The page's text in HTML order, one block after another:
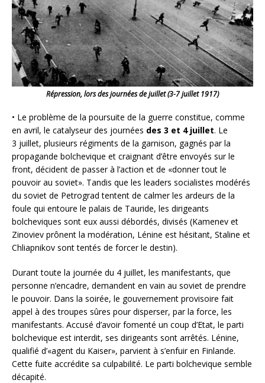
Répression, lors des journées de juillet (3-7 juillet 1917)
• Le problème de la poursuite de la guerre constitue, comme
en avril, le catalyseur des journées des 3 et 4 juillet. Le
3 juillet, plusieurs régiments de la garnison, gagnés par la
propagande bolchevique et craignant d’être envoyés sur le
front, décident de passer à l’action et de «donner tout le
pouvoir au soviet». Tandis que les leaders socialistes modérés
du soviet de Petrograd tentent de calmer les ardeurs de la
foule qui entoure le palais de Tauride, les dirigeants
bolcheviques sont eux aussi débordés, divisés (Kamenev et
Zinoviev prônent la modération, Lénine est hésitant, Staline et
Chliapnikov sont tentés de forcer le destin).
Durant toute la journée du 4 juillet, les manifestants, que
personne n’encadre, demandent en vain au soviet de prendre
le pouvoir. Dans la soirée, le gouvernement provisoire fait
appel à des troupes sûres pour disperser, par la force, les
manifestants. Accusé d’avoir fomenté un coup d’Etat, le parti
bolchevique est interdit, ses dirigeants sont arrêtés. Lénine,
qualifié d’«agent du Kaiser», parvient à s’enfuir en Finlande.
Cette fuite accrédite sa culpabilité. Le parti bolchevique semble
décapité.